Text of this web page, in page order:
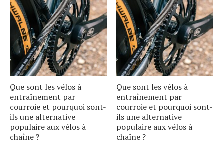
Que sont les vélos à
entraînement par
courroie et pourquoi sont-
ils une alternative
populaire aux vélos à
chaîne ?
Que sont les vélos à
entraînement par
courroie et pourquoi sont-
ils une alternative
populaire aux vélos à
chaîne ?